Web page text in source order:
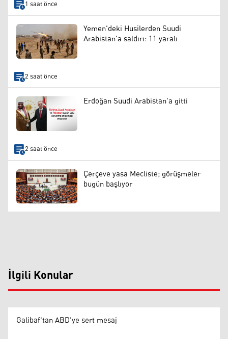
1 saat önce
Yemen'deki Husilerden Suudi
Arabistan'a saldırı: 11 yaralı
2 saat önce
Erdoğan Suudi Arabistan'a gitti
2 saat önce
Çerçeve yasa Mecliste; görüşmeler
bugün başlıyor
İlgili Konular
Galibaf'tan ABD'ye sert mesaj